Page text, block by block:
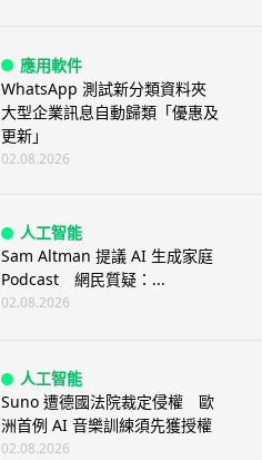
應用軟件
WhatsApp 測試新分類資料夾
大型企業訊息自動歸類「優惠及
更新」
02.08.2026
人工智能
Sam Altman 提議 AI 生成家庭
Podcast 網民質疑：...
02.08.2026
人工智能
Suno 遭德國法院裁定侵權 歐
洲首例 AI 音樂訓練須先獲授權
02.08.2026